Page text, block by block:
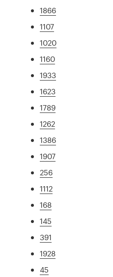
1866
1107
1020
1160
1933
1623
1789
1262
1386
1907
256
1112
168
145
391
1928
45